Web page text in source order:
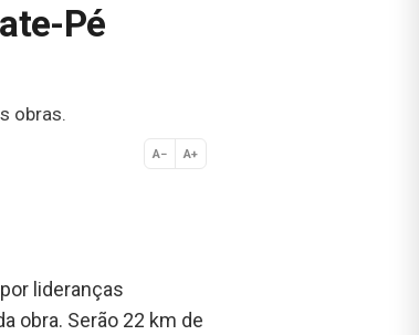
Pé
obras.
A− A+
Normal
lideranças
obra. Serão 22 km de